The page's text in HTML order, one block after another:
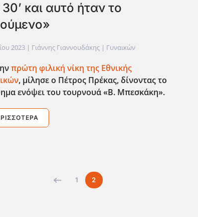
30’ και αυτό ήταν το
2023 | Γιάννης Γιαννουδάκης | Γυναικών
πρώτη φιλική νίκη της Εθνικής
, μίλησε ο Πέτρος Πρέκας, δίνοντας το
ενόψει του τουρνουά «Β. Μπεσκάκη».
1 2